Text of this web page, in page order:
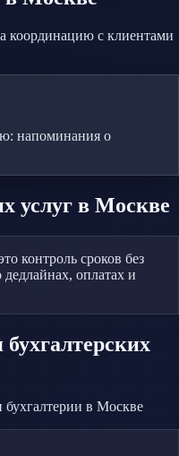
координацию с клиентами
напоминания о
услуг в Москве
контроль сроков без
оплатах и
бухгалтерских
бухгалтерии в Москве